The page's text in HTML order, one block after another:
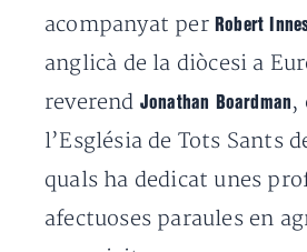
acompanyat per Robert
anglicà de la diòcesi a
reverend Jonathan Boardman ,
l’Església de Tots Sants
quals ha dedicat unes
afectuoses paraules en